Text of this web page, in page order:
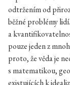
odtržením od
běžné problémy
a
pouze jeden z
proto, že věda je
s matematikou,
existujících k